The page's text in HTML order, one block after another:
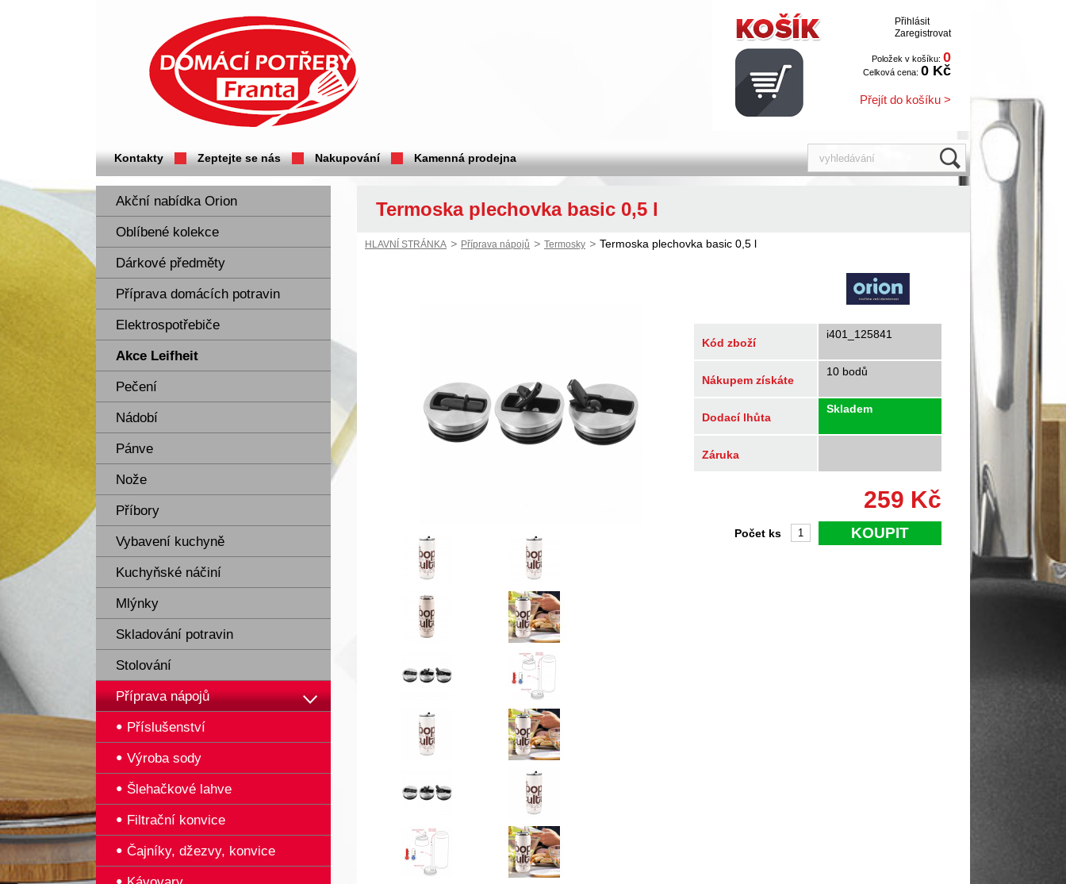
Přihlásit
Zaregistrovat
Položek v košíku: 0
Celková cena: 0 Kč
Přejít do košíku >
Kontakty Zeptejte se nás Nakupování Kamenná prodejna
Akční nabídka Orion
Oblíbené kolekce
Dárkové předměty
Příprava domácích potravin
Elektrospotřebiče
Akce Leifheit
Pečení
Nádobí
Pánve
Nože
Příbory
Vybavení kuchyně
Kuchyňské náčiní
Mlýnky
Skladování potravin
Stolování
Příprava nápojů
Příslušenství
Výroba sody
Šlehačkové lahve
Filtrační konvice
Čajníky, džezvy, konvice
Termoska plechovka basic 0,5 l
HLAVNÍ STRÁNKA > Příprava nápojů > Termosky > Termoska plechovka basic 0,5 l
Kód zboží
i401_125841
Nákupem získáte
10 bodů
Dodací lhůta
Skladem
Záruka
259 Kč
KOUPIT
Počet ks